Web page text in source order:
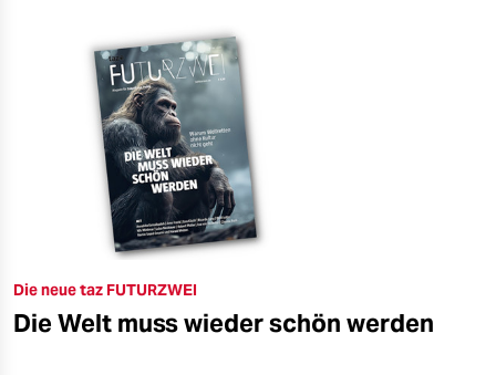
Die neue taz FUTURZWEI
Die Welt muss wieder schön werden